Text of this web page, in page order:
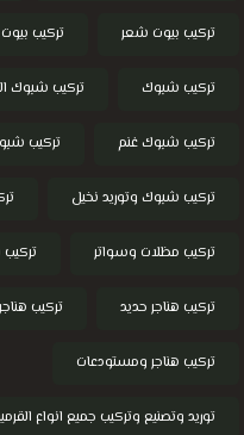
تركيب بيوت شعر تركيب
تركيب شبوك تركيب شبوك
تركيب شبوك غنم تركيب
تركيب شبوك وتوريد نخيل
تركيب مظلات وسواتر تركيب
تركيب هناجر حديد تركيب
تركيب هناجر ومستودعات
توريد وتصنيع وتركيب جميع انواع